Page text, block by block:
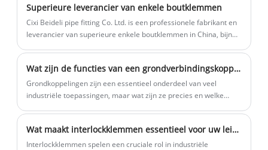
betere prijs voor u. Onze roestvrijstalen camlock-koppeling met
goede kwaliteit en goede prijs. We zijn erg blij om de beste
roestvrijstalen camlock-koppeling voor u te leveren. In
Superieure leverancier van enkele boutklemmen
Cixi Beideli pipe fitting Co. Ltd. is een professionele fabrikant en
leverancier van superieure enkele boutklemmen in China, bijna
superieure enkele boutklemmen en dergelijke. We houden ons
aan het principe van kwaliteitsoriëntatie en klantprioriteit, we
verwelkomen oprecht uw brieven, telefoontjes en onderzoeken
Wat zijn de functies van een grondverbindingskoppeling?
​Grondkoppelingen zijn een essentieel onderdeel van veel
industriële toepassingen, maar wat zijn ze precies en welke
Wat maakt interlockklemmen essentieel voor uw leidingsystemen?
Interlockklemmen spelen een cruciale rol in industriële